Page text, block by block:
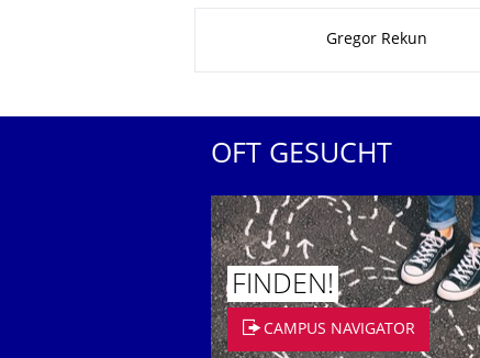
Gregor Rekun
OFT GESUCHT
FINDEN!
CAMPUS NAVIGATOR